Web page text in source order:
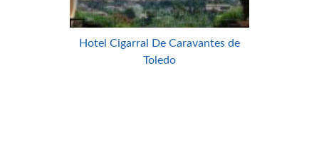
Hotel Cigarral De Caravantes de
Toledo